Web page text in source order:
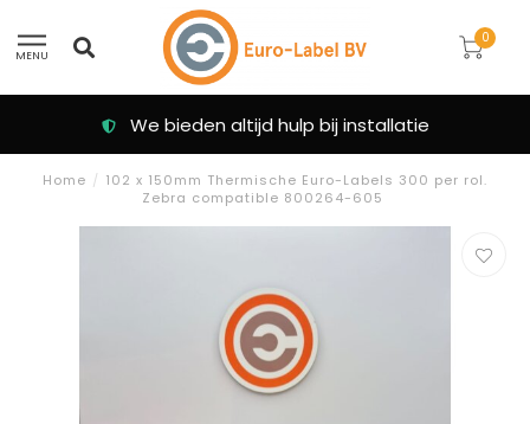
MENU
0
Klanten beoordelen ons met een 9.3
Home / 102 x 150mm Thermische Euro-Labels 300 per rol.
Zebra compatible 800264-605